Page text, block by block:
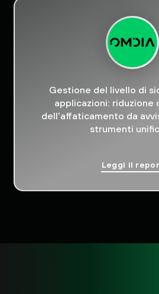
Gestione del livello di
applicazioni: riduzione
dell'affaticamento da
strumenti
Leggi il